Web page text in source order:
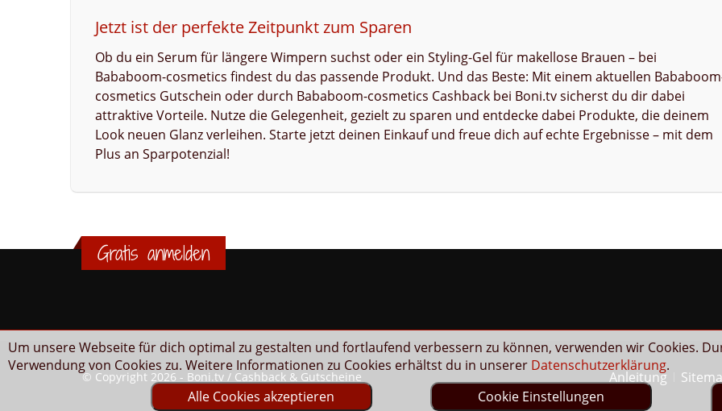
Um unsere Webseite für dich optimal zu gestalten und fortlaufend verbessern zu können, verwenden wir Cookies.
Verwendung von Cookies zu. Weitere Informationen zu Cookies erhältst du in unserer Datenschutzerklärung.
Alle Cookies akzeptieren
Cookie Einstellungen
Jetzt ist der perfekte Zeitpunkt zum Sparen
Ob du ein Serum für längere Wimpern suchst oder ein Styling-Gel für makellose Brauen – bei
Bababoom-cosmetics findest du das passende Produkt. Und das Beste: Mit einem aktuellen
cosmetics Gutschein oder durch Bababoom-cosmetics Cashback bei Boni.tv sicherst du dir dabei
attraktive Vorteile. Nutze die Gelegenheit, gezielt zu sparen und entdecke dabei Produkte, die deinem
Look neuen Glanz verleihen. Starte jetzt deinen Einkauf und freue dich auf echte Ergebnisse – mit dem
Plus an Sparpotenzial!
Gratis anmelden
© Copyright 2026 - Boni.tv / Cashback & Gutscheine Anleitung